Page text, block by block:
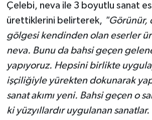
Çelebi, neva ile 3 boyutlu sanat
ürettiklerini belirterek, "Görünür,
gölgesi kendinden olan eserler
neva. Bunu da bahsi geçen
yapıyoruz. Hepsini birlikte
işçiliğiyle yürekten dokunarak
sanat akımı yeni. Bahsi geçen o
ki yüzyıllardır uygulanan